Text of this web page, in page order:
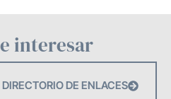
interesar
DIRECTORIO DE ENLACES